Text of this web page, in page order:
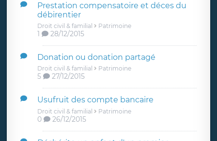
Prestation compensatoire et déces du
débirentier
Droit civil & familial Patrimoine
1 28/12/2015
Donation ou donation partagé
Droit civil & familial Patrimoine
5 27/12/2015
Usufruit des compte bancaire
Droit civil & familial Patrimoine
0 26/12/2015